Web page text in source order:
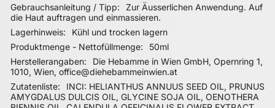
Gebrauchsanleitung / Tipp
Zur Äusserlichen Anwendung. Auf
die Haut auftragen und einmassieren.
Lagerhinweis
Kühl und trocken lagern
Produktmenge - Nettofüllmenge
50ml
Herstellerangaben
Die Hebamme in Wien GmbH, Opernring 1,
1010, Wien, office@diehebammeinwien.at
Zutatenliste
INCI: HELIANTHUS ANNUUS SEED OIL, PRUNUS
AMYGDALUS DULCIS OIL, GLYCINE SOJA OIL, OENOTHERA